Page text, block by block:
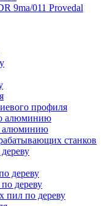
9ma/011 Provedal
профиля
алюминию
алюминию
станков
дереву
дереву
пил по дереву